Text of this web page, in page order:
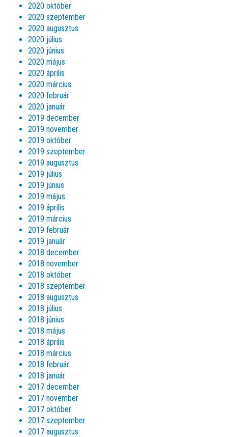
2020 október
2020 szeptember
2020 augusztus
2020 július
2020 június
2020 május
2020 április
2020 március
2020 február
2020 január
2019 december
2019 november
2019 október
2019 szeptember
2019 augusztus
2019 július
2019 június
2019 május
2019 április
2019 március
2019 február
2019 január
2018 december
2018 november
2018 október
2018 szeptember
2018 augusztus
2018 július
2018 június
2018 május
2018 április
2018 március
2018 február
2018 január
2017 december
2017 november
2017 október
2017 szeptember
2017 augusztus